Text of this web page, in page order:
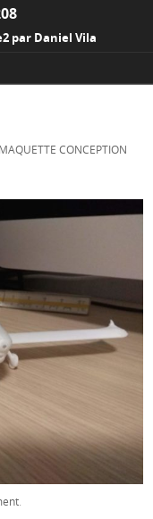
par Daniel Vila
MAQUETTE CONCEPTION